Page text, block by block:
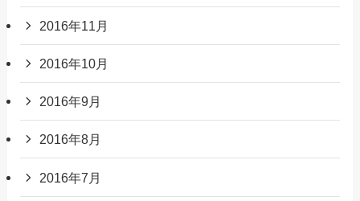
2016年11月
2016年10月
2016年9月
2016年8月
2016年7月